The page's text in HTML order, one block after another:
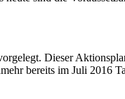
Dieser
bereits im Juli 2016